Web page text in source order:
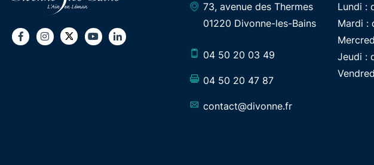
FacebookInstagram
TwitterYoutubeLinkedIn
73, avenue des Thermes
01220 Divonne-les-Bains
04 50 20 03 49
04 50 20 47 87
contact@divonne.fr
Lundi :
Mardi :
Jeudi :